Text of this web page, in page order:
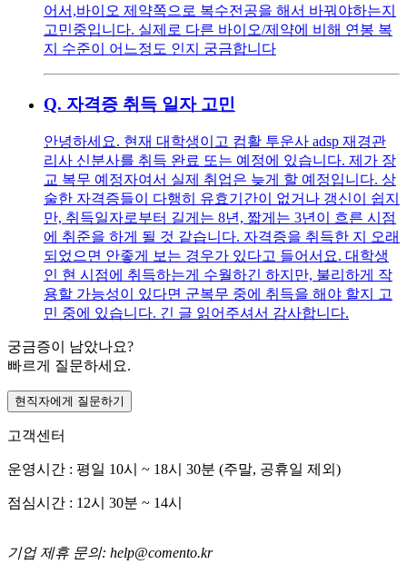
어서,바이오 제약쪽으로 복수전공을 해서 바꿔야하는지
고민중입니다. 실제로 다른 바이오/제약에 비해 연봉 복
지 수준이 어느정도 인지 궁금합니다
Q. 자격증 취득 일자 고민
안녕하세요. 현재 대학생이고 컴활 투운사 adsp 재경관
리사 신분사를 취득 완료 또는 예정에 있습니다. 제가 장
교 복무 예정자여서 실제 취업은 늦게 할 예정입니다. 상
술한 자격증들이 다행히 유효기간이 없거나 갱신이 쉽지
만, 취득일자로부터 길게는 8년, 짧게는 3년이 흐른 시점
에 취준을 하게 될 것 같습니다. 자격증을 취득한 지 오래
되었으면 안좋게 보는 경우가 있다고 들어서요. 대학생
인 현 시점에 취득하는게 수월하긴 하지만, 불리하게 작
용할 가능성이 있다면 군복무 중에 취득을 해야 할지 고
민 중에 있습니다. 긴 글 읽어주셔서 감사합니다.
궁금증이 남았나요?
빠르게 질문하세요.
현직자에게 질문하기
고객센터
운영시간 : 평일 10시 ~ 18시 30분 (주말, 공휴일 제외)
점심시간 : 12시 30분 ~ 14시
기업 제휴 문의: help@comento.kr